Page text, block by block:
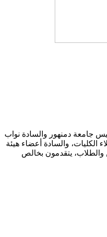
الأستاذ الدكتور / إلهامي ترابيس - رئيس جامعة دمنهور والسادة نواب
رئيس الجامعة، والسادة عمداء ووكلاء الكليات، والسادة أعضاء هيئة
التدريس والهيئة المعاونة، والعاملين والطلاب، يتقدمون بخالص